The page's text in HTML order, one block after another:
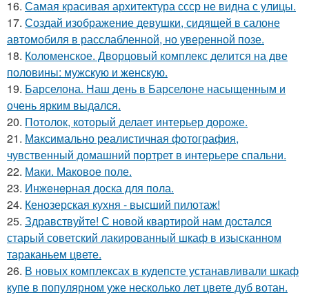
16. Самая красивая архитектура ссср не видна с улицы.
17. Создай изображение девушки, сидящей в салоне
автомобиля в расслабленной, но уверенной позе.
18. Коломенское. Дворцовый комплекс делится на две
половины: мужскую и женскую.
19. Барселона. Наш день в Барселоне насыщенным и
очень ярким выдался.
20. Потолок, который делает интерьер дороже.
21. Максимально реалистичная фотография,
чувственный домашний портрет в интерьере спальни.
22. Маки. Маковое поле.
23. Инжeнepная доска для пола.
24. Кенозерская кухня - высший пилотаж!
25. Здравствуйте! С новой квартирой нам достался
старый советский лакированный шкаф в изысканном
тараканьем цвете.
26. В новых комплексах в кудепсте устанавливали шкаф
купе в популярном уже несколько лет цвете дуб вотан.